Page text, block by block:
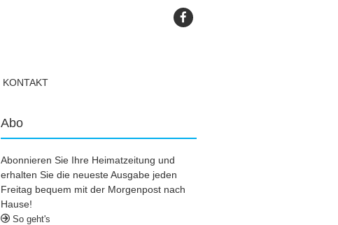
KONTAKT
Abo
Abonnieren Sie Ihre Heimatzeitung und
erhalten Sie die neueste Ausgabe jeden
Freitag bequem mit der Morgenpost nach
Hause!
So geht's